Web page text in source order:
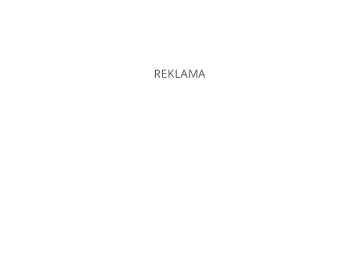
REKLAMA